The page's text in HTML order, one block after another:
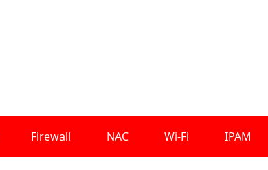
Firewall NAC Wi-Fi IPAM